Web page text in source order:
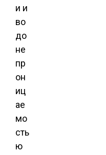
и и
во
до
не
пр
он
иц
ае
мо
сть
ю